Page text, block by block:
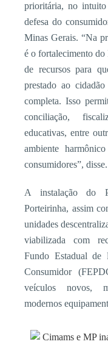
prioritária, no
defesa do
Minas Gerais. “Na
é o fortalecimento
de recursos para
prestado ao
completa. Isso
conciliação,
educativas, entre
ambiente
consumidores”, disse.
A instalação do
Porteirinha, assim
unidades
viabilizada com
Fundo Estadual de
Consumidor
veículos novos,
modernos